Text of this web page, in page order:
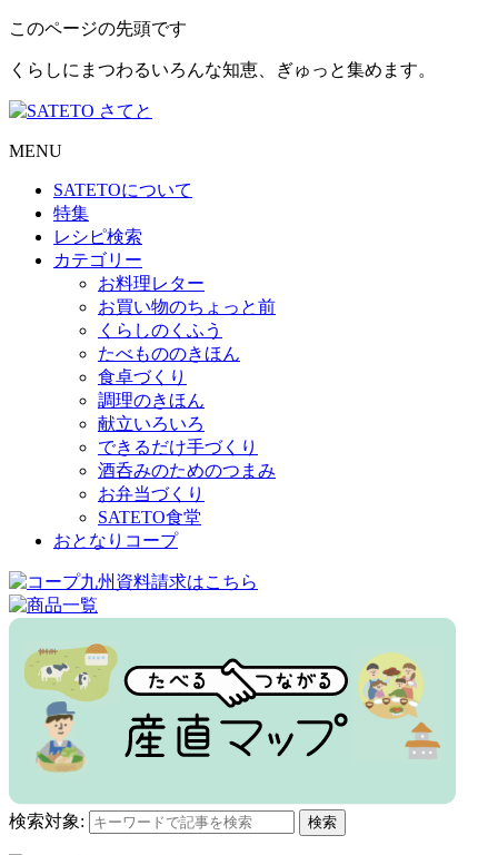
このページの先頭です
くらしにまつわるいろんな知恵、ぎゅっと集めます。
MENU
SATETOについて
特集
レシピ検索
カテゴリー
お料理レター
お買い物のちょっと前
くらしのくふう
たべもののきほん
食卓づくり
調理のきほん
献立いろいろ
できるだけ手づくり
酒呑みのためのつまみ
お弁当づくり
SATETO食堂
おとなりコープ
検索対象: 検索